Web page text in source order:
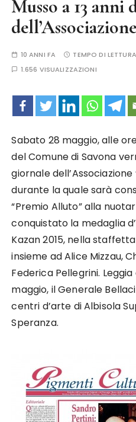
Musso a 13 anni
10 ANNI FA TEMPO DI
1.656 VISUALIZZAZIONI
Sabato 28 maggio, alle
del Comune di Savona
giornale dell’Associazione
durante la quale sarà
“Premio Alluto” alla
conquistato la medaglia
Kazan 2015, nella
insieme ad Alice Mizzau,
Federica Pellegrini.
maggio, il Generale
centri d’arte di Albisola
Speranza.